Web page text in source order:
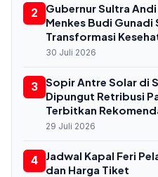
2
Gubernur Sultra
Menkes Budi Gunadi
Transformasi
Baubau
30 Juli 2026
3 Sopir Antre Solar di
Dipungut Retribusi
Terbitkan
29 Juli 2026
4
Jadwal Kapal Feri
dan Harga Tiket